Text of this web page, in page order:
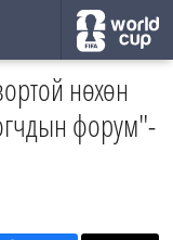
нөхөн
форум"-